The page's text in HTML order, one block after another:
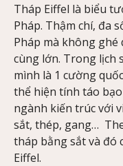
Tháp Eiffel là biểu
Pháp. Thậm chí, đa
Pháp mà không ghé
cùng lớn. Trong lịch
mình là 1 cường
thể hiện tính táo
ngành kiến trúc với
sắt, thép, gang…
tháp bằng sắt và đó
Eiffel.